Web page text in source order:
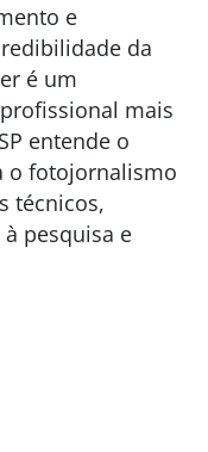
e
da
é um
mais
entende o
o fotojornalismo
técnicos,
pesquisa e